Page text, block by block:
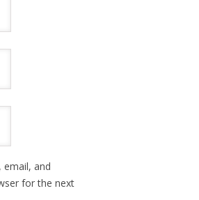
email, and
for the next